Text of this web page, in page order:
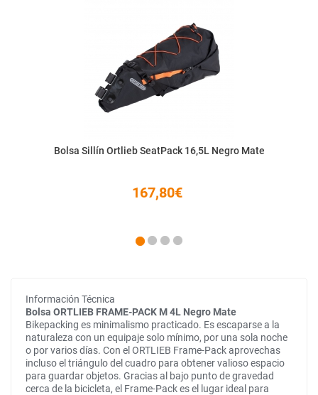
Bolsa Sillín Ortlieb SeatPack 16,5L Negro Mate
167,80€
Información Técnica
Bolsa ORTLIEB FRAME-PACK M 4L Negro Mate
Bikepacking es minimalismo practicado. Es escaparse a la
naturaleza con un equipaje solo mínimo, por una sola noche
o por varios días. Con el ORTLIEB Frame-Pack aprovechas
incluso el triángulo del cuadro para obtener valioso espacio
para guardar objetos. Gracias al bajo punto de gravedad
cerca de la bicicleta, el Frame-Pack es el lugar ideal para